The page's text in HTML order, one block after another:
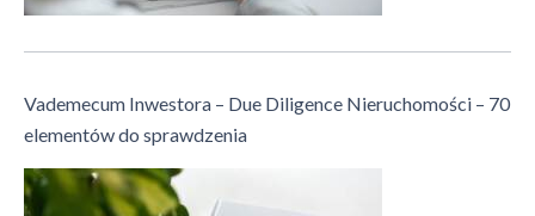
Vademecum Inwestora – Due Diligence Nieruchomości – 70
elementów do sprawdzenia